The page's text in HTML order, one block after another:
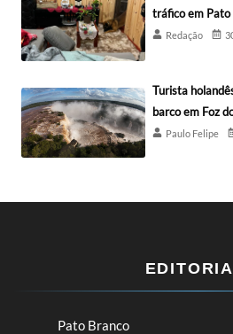
tráfico em Pato
Redação
Turista
barco em Foz
Paulo Felipe
Pato Branco